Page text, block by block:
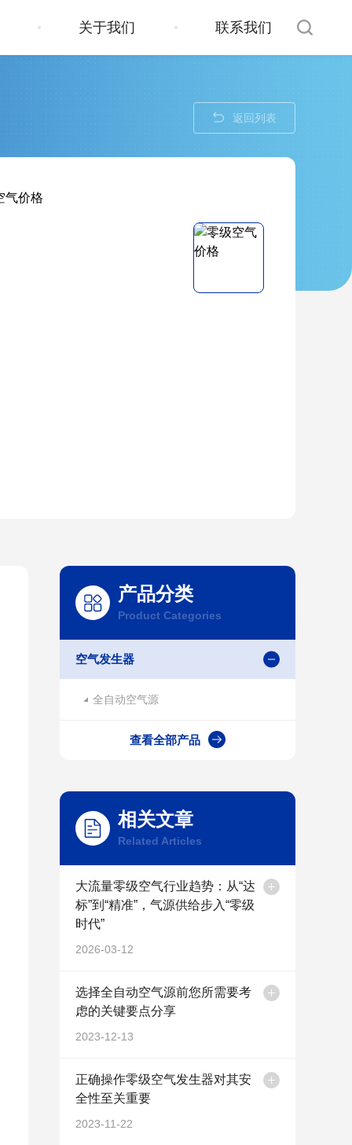
关于我们 联系我们
返回列表
产品分类
Product Categories
空气发生器
全自动空气源
查看全部产品
相关文章
Related Articles
大流量零级空气行业趋势：从“达
标”到“精准”，气源供给步入“零级
时代”
2026-03-12
选择全自动空气源前您所需要考
虑的关键要点分享
2023-12-13
正确操作零级空气发生器对其安
全性至关重要
2023-11-22